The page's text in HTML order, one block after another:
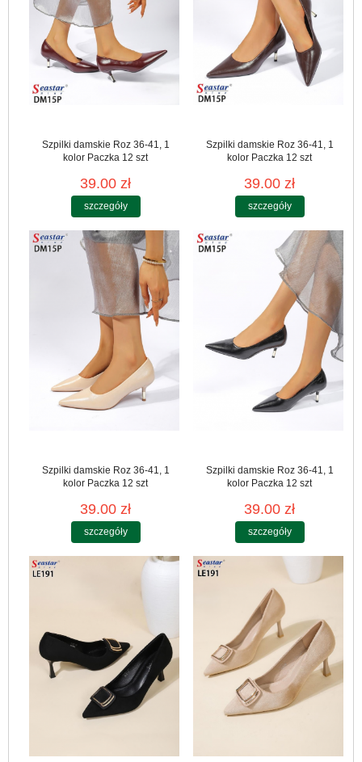
Szpilki damskie Roz 36-41, 1
kolor Paczka 12 szt
39.00 zł
szczegóły
Szpilki damskie Roz 36-41, 1
kolor Paczka 12 szt
39.00 zł
szczegóły
Szpilki damskie Roz 36-41, 1
kolor Paczka 12 szt
39.00 zł
szczegóły
Szpilki damskie Roz 36-41, 1
kolor Paczka 12 szt
39.00 zł
szczegóły